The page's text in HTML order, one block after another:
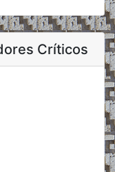
Críticos